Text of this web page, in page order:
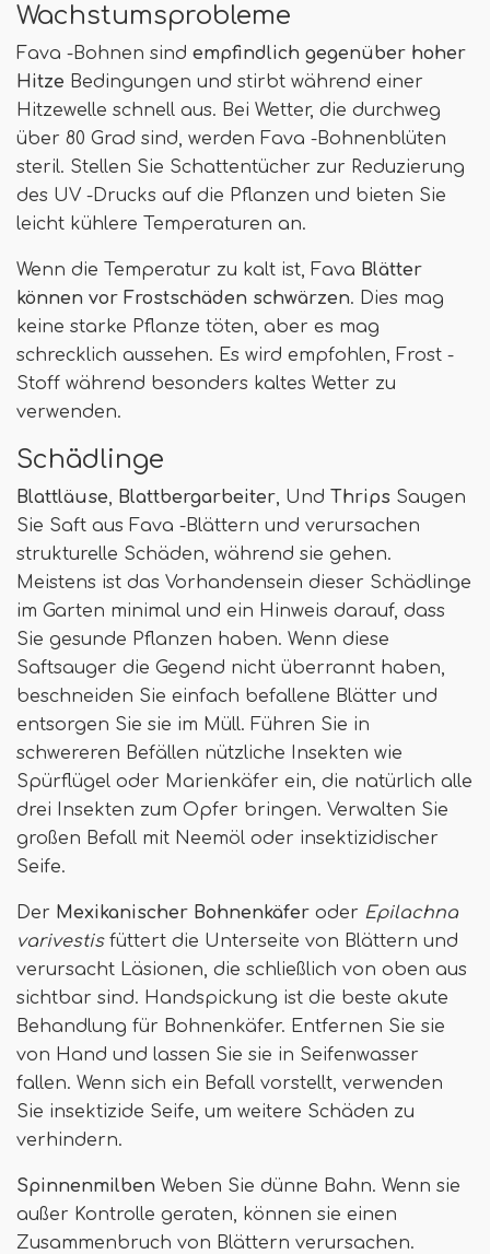
Wachstumsprobleme
Fava -Bohnen sind empfindlich gegenüber hoher
Hitze Bedingungen und stirbt während einer
Hitzewelle schnell aus. Bei Wetter, die durchweg
über 80 Grad sind, werden Fava -Bohnenblüten
steril. Stellen Sie Schattentücher zur Reduzierung
des UV -Drucks auf die Pflanzen und bieten Sie
leicht kühlere Temperaturen an.
Wenn die Temperatur zu kalt ist, Fava Blätter
können vor Frostschäden schwärzen. Dies mag
keine starke Pflanze töten, aber es mag
schrecklich aussehen. Es wird empfohlen, Frost -
Stoff während besonders kaltes Wetter zu
verwenden.
Schädlinge
Blattläuse, Blattbergarbeiter, Und Thrips Saugen
Sie Saft aus Fava -Blättern und verursachen
strukturelle Schäden, während sie gehen.
Meistens ist das Vorhandensein dieser Schädlinge
im Garten minimal und ein Hinweis darauf, dass
Sie gesunde Pflanzen haben. Wenn diese
Saftsauger die Gegend nicht überrannt haben,
beschneiden Sie einfach befallene Blätter und
entsorgen Sie sie im Müll. Führen Sie in
schwereren Befällen nützliche Insekten wie
Spürflügel oder Marienkäfer ein, die natürlich alle
drei Insekten zum Opfer bringen. Verwalten Sie
großen Befall mit Neemöl oder insektizidischer
Seife.
Der Mexikanischer Bohnenkäfer oder Epilachna
varivestisfüttert die Unterseite von Blättern und
verursacht Läsionen, die schließlich von oben aus
sichtbar sind. Handspickung ist die beste akute
Behandlung für Bohnenkäfer. Entfernen Sie sie
von Hand und lassen Sie sie in Seifenwasser
fallen. Wenn sich ein Befall vorstellt, verwenden
Sie insektizide Seife, um weitere Schäden zu
verhindern.
Spinnenmilben Weben Sie dünne Bahn. Wenn sie
außer Kontrolle geraten, können sie einen
Zusammenbruch von Blättern verursachen.